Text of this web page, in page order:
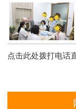
点击此处拨打电话